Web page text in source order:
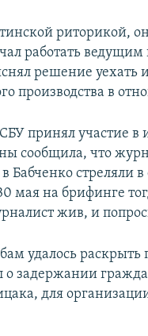
риторикой,
работать
решение
производства в
принял участие в
сообщила, что
стреляли в
мая на брифинге
жив, и
удалось раскрыть
о задержании
для